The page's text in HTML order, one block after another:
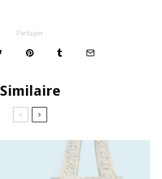
Partager
Similaire